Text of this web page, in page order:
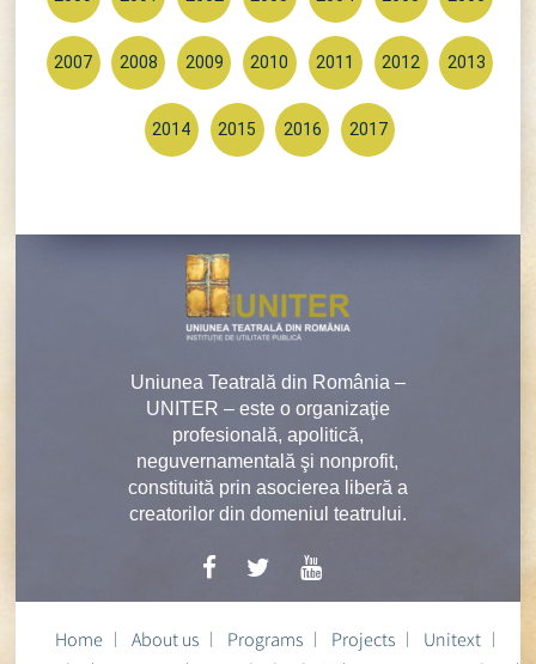
2007 2008 2009 2010 2011 2012 2013
2014 2015 2016 2017
Uniunea Teatrală din România –
UNITER – este o organizaţie
profesională, apolitică,
neguvernamentală şi nonprofit,
constituită prin asocierea liberă a
creatorilor din domeniul teatrului.
Home About us Programs Projects
Unitext